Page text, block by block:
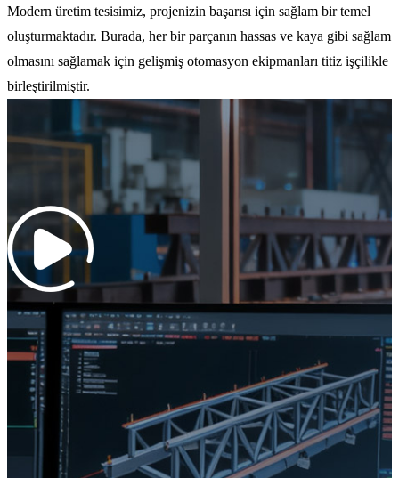
Modern üretim tesisimiz, projenizin başarısı için sağlam bir temel
oluşturmaktadır. Burada, her bir parçanın hassas ve kaya gibi sağlam
olmasını sağlamak için gelişmiş otomasyon ekipmanları titiz işçilikle
birleştirilmiştir.